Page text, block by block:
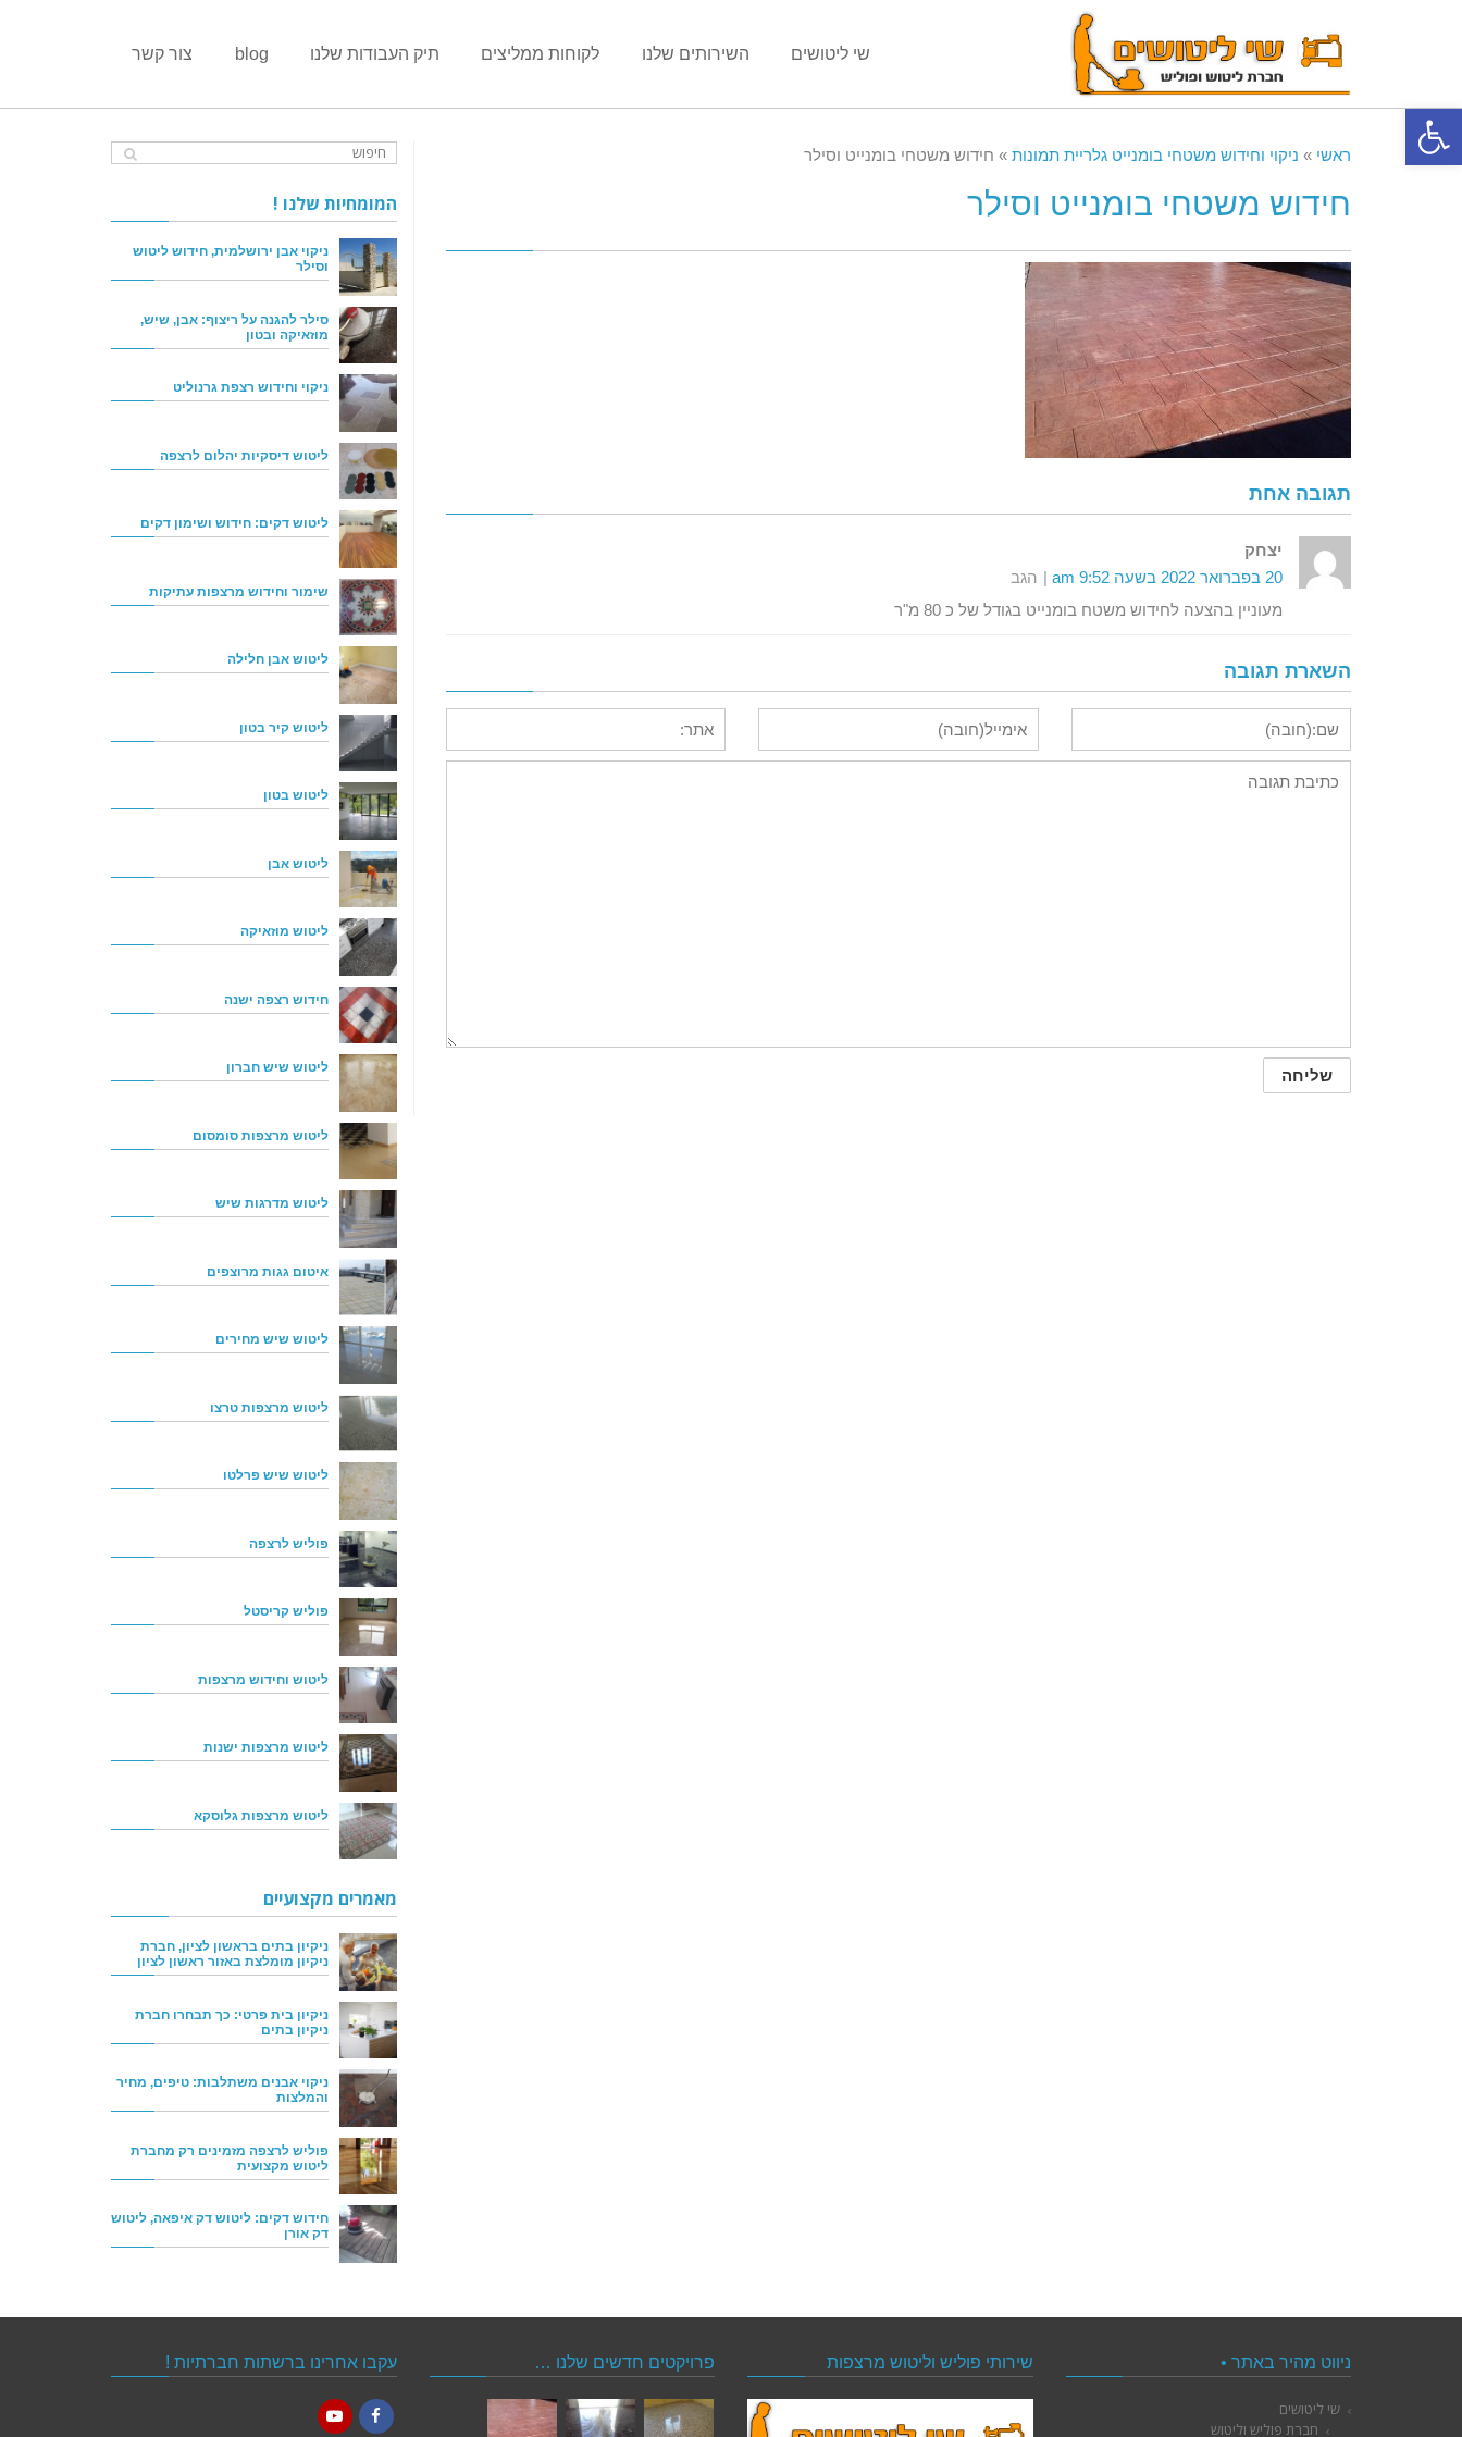
פתח סרגל נגישות
שי ליטושים השירותים שלנו לקוחות ממליצים תיק העבודות שלנו blog צור קשר
ראשי » ניקוי וחידוש משטחי בומנייט גלריית תמונות » חידוש משטחי בומנייט וסילר
חידוש משטחי בומנייט וסילר
תגובה אחת
יצחק
20 בפברואר 2022 בשעה 9:52 am
הגב
מעוניין בהצעה לחידוש משטח בומנייט בגודל של כ 80 מ"ר
השארת תגובה
המומחיות שלנו !
ניקוי אבן ירושלמית, חידוש ליטוש
וסילר
סילר להגנה על ריצוף: אבן, שיש,
מוזאיקה ובטון
ניקוי וחידוש רצפת גרנוליט
ליטוש דיסקיות יהלום לרצפה
ליטוש דקים: חידוש ושימון דקים
שימור וחידוש מרצפות עתיקות
ליטוש אבן חלילה
ליטוש קיר בטון
ליטוש בטון
ליטוש אבן
ליטוש מוזאיקה
חידוש רצפה ישנה
ליטוש שיש חברון
ליטוש מרצפות סומסום
ליטוש מדרגות שיש
איטום גגות מרוצפים
ליטוש שיש מחירים
ליטוש מרצפות טרצו
ליטוש שיש פרלטו
פוליש לרצפה
פוליש קריסטל
ליטוש וחידוש מרצפות
ליטוש מרצפות ישנות
ליטוש מרצפות גלוסקא
מאמרים מקצועיים
ניקיון בתים בראשון לציון, חברת
ניקיון מומלצת באזור ראשון לציון
ניקיון בית פרטי: כך תבחרו חברת
ניקיון בתים
ניקוי אבנים משתלבות: טיפים, מחיר
והמלצות
פוליש לרצפה מזמינים רק מחברת
ליטוש מקצועית
חידוש דקים: ליטוש דק איפאה, ליטוש
דק אורן
ניווט מהיר באתר •
שי ליטושים
חברת פוליש וליטוש
שירותי פוליש וליטוש מרצפות פרויקטים חדשים שלנו … עקבו אחרינו ברשתות חברתיות !